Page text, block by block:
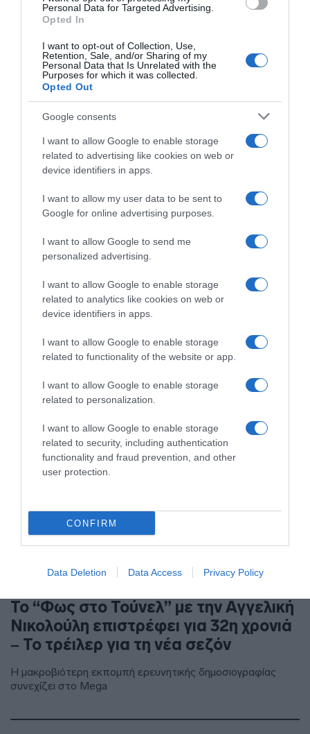
Personal Data for Targeted Advertising.
Opted In
I want to opt-out of Collection, Use,
Retention, Sale, and/or Sharing of my
Personal Data that Is Unrelated with the
Purposes for which it was collected.
Opted Out
Google consents
I want to allow Google to enable storage
related to advertising like cookies on web or
device identifiers in apps.
I want to allow my user data to be sent to
Google for online advertising purposes.
I want to allow Google to send me
personalized advertising.
I want to allow Google to enable storage
related to analytics like cookies on web or
device identifiers in apps.
I want to allow Google to enable storage
related to functionality of the website or app.
I want to allow Google to enable storage
related to personalization.
I want to allow Google to enable storage
related to security, including authentication
functionality and fraud prevention, and other
user protection.
CONFIRM
Data Deletion Data Access Privacy Policy
Το επόμενο επαγγελματικό βήμα της δημοσιογράφου, μετά
την παραίτησή της από το Open
Ο Βασίλης Χιώτης και ο Άκης
Παυλόπουλος το νέο δίδυμο του
“Καλημέρα Ελλάδα” – Η ανακοίνωση
του ΑΝΤ1
Νέο κεφάλαιο για τη μακροβιότερη καθημερινή ενημερωτική
εκπομπή της ελληνικής τηλεόρασης
Το “Φως στο Τούνελ” με την Αγγελική
Νικολούλη επιστρέφει για 32η χρονιά
– Το τρέιλερ για τη νέα σεζόν
Η μακροβιότερη εκπομπή ερευνητικής δημοσιογραφίας
συνεχίζει στο Mega